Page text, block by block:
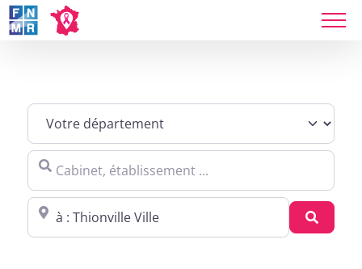
Skip
to
Cabinet, établissement ...
Proche de : ville, cp, lieu ...